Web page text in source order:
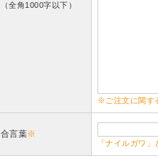
（全角1000字以下）
※ご注文に関す
合言葉※
「ナイルガワ